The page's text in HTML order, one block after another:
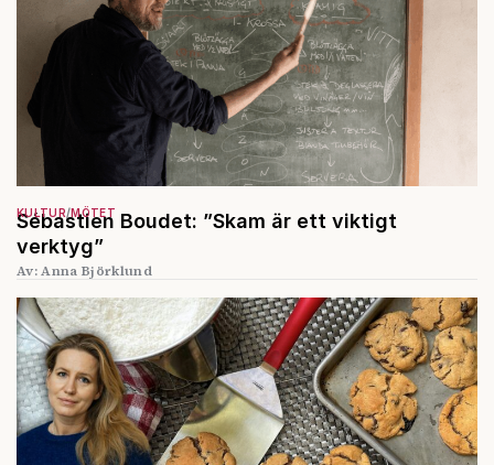
Sébastien Boudet: ”Skam är ett viktigt
verktyg”
KULTUR MÖTET
Av: Anna Björklund